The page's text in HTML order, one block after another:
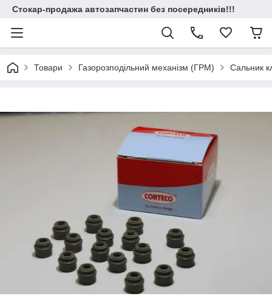
Стокар-продажа автозапчастин без посередників!!!
Товари Газорозподільний механізм (ГРМ) Сальник